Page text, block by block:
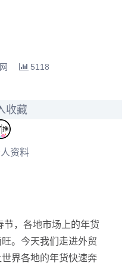
5118
收藏
资料
节，各地市场上的年货
。今天我们走进外贸
界各地的年货快速奔